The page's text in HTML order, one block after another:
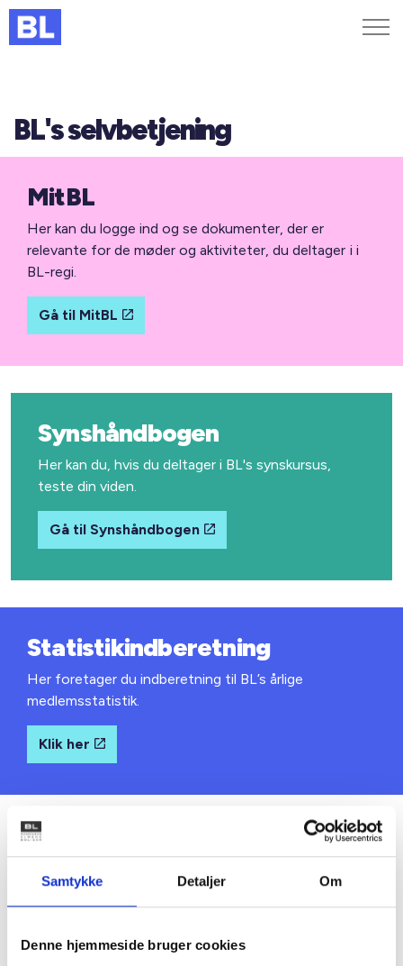
Samtykke Detaljer Om
Denne hjemmeside bruger cookies
Find medarbejder
Kurser og arrangementer
MitBL
BL's selvbetjening
MitBL
Her kan du logge ind og se dokumenter, der er
relevante for de møder og aktiviteter, du deltager i i
BL-regi.
Gå til MitBL
Synshåndbogen
Her kan du, hvis du deltager i BL's synskursus,
teste din viden.
Gå til Synshåndbogen
Statistikindberetning
Her foretager du indberetning til BL’s årlige
medlemsstatistik.
Klik her
Kontakt os
Digital konsulent